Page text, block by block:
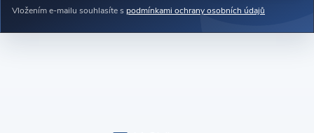
Vložením e-mailu souhlasíte s podmínkami ochrany osobních údajů